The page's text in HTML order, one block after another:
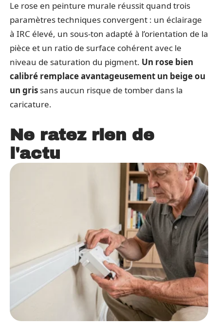
Le rose en peinture murale réussit quand trois
paramètres techniques convergent : un éclairage
à IRC élevé, un sous-ton adapté à l’orientation de la
pièce et un ratio de surface cohérent avec le
niveau de saturation du pigment. Un rose bien
calibré remplace avantageusement un beige ou
un gris sans aucun risque de tomber dans la
caricature.
Ne ratez rien de
l'actu